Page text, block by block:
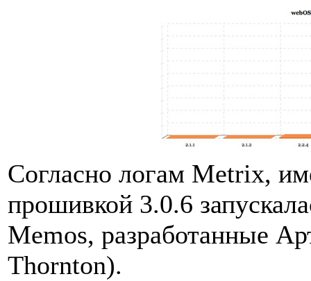
Согласно логам Metrix,
прошивкой 3.0.6
Memos, разработанные
Thornton).